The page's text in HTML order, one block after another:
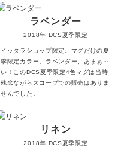
ラベンダー
2018年 DCS夏季限定
イッタラショップ限定。マグだけの夏
季限定カラー。ラベンダー、あまぁ～
い！このDCS夏季限定4色マグは当時
残念ながらスコープでの販売はありま
せんでした。
リネン
2018年 DCS夏季限定